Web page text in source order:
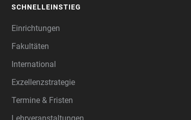
SCHNELLEINSTIEG
Einrichtungen
Fakultäten
International
Exzellenzstrategie
Termine & Fristen
Lehrveranstaltungen